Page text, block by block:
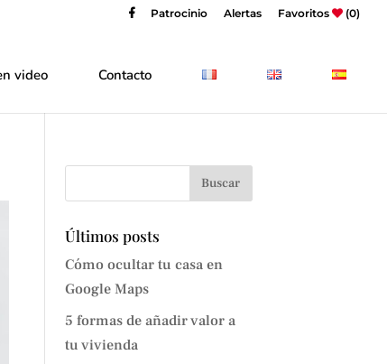
Patrocinio Alertas Favoritos (0)
video Contacto
Últimos posts
Cómo ocultar tu casa en
Google Maps
5 formas de añadir valor a
tu vivienda